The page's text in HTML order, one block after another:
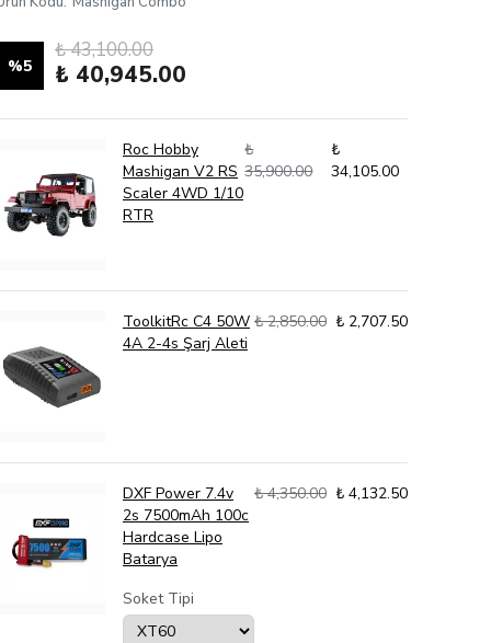
%5
₺ 43,100.00
₺ 40,945.00
Roc Hobby
Mashigan V2 RS
Scaler 4WD 1/10
RTR
₺
35,900.00
₺
34,105.00
ToolkitRc C4 50W
4A 2-4s Şarj Aleti
₺ 2,850.00 ₺ 2,707.50
DXF Power 7.4v
2s 7500mAh 100c
Hardcase Lipo
Batarya
₺ 4,350.00 ₺ 4,132.50
Soket Tipi